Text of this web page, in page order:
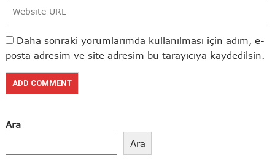
Daha sonraki yorumlarımda kullanılması için adım, e-
posta adresim ve site adresim bu tarayıcıya kaydedilsin.
Ara
Ara